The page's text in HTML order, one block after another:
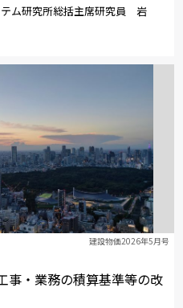
ム研究所総括主席研究員 岩
建設物価2026年5月号
事・業務の積算基準等の改